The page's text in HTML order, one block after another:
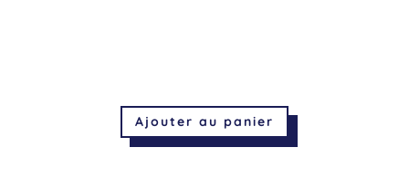
Ajouter au panier